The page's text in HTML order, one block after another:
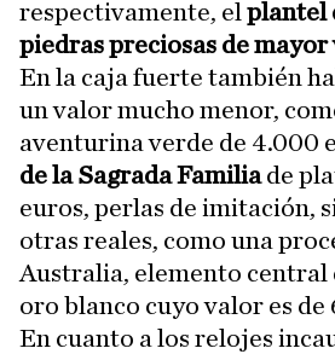
respectivamente, elplantel
piedras preciosas de mayor
En la caja fuerte también
un valor mucho menor,
aventurina verde de 4.000
de la Sagrada Familiade
euros, perlas de imitación,
otras reales, como una
Australia, elemento central
oro blanco cuyo valor es de
En cuanto a los relojes